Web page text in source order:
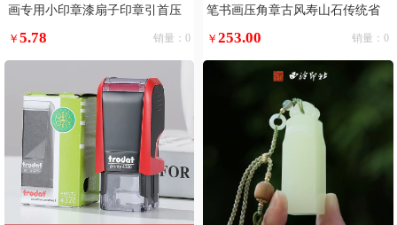
画专用小印章漆扇子印章引首压
绘画定制书画印章
￥ 5.78 销量：0
笔书画压角章古风寿山石传统省
￥253.00 销量：0